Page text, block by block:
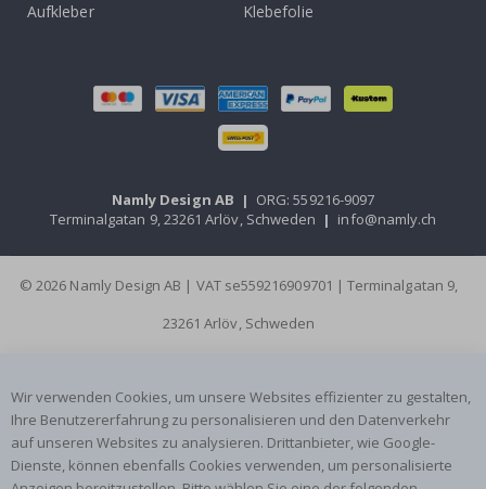
Aufkleber
Klebefolie
Namly Design AB | ORG: 559216-9097
Terminalgatan 9, 23261 Arlöv, Schweden | info@namly.ch
© 2026 Namly Design AB | VAT se559216909701 | Terminalgatan 9,
23261 Arlöv, Schweden
Wir verwenden Cookies, um unsere Websites effizienter zu gestalten,
Ihre Benutzererfahrung zu personalisieren und den Datenverkehr
auf unseren Websites zu analysieren. Drittanbieter, wie Google-
Dienste, können ebenfalls Cookies verwenden, um personalisierte